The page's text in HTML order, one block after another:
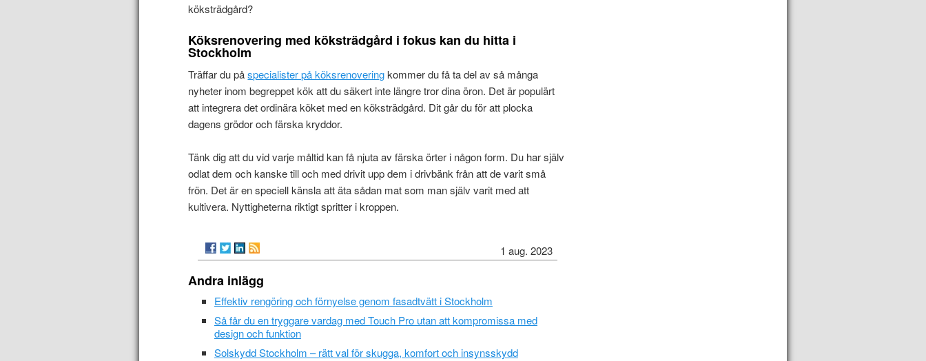
köksträdgård?
Köksrenovering med köksträdgård i fokus kan du hitta i
Stockholm
Träffar du påspecialister på köksrenoveringkommer du få ta del av så många
nyheter inom begreppet kök att du säkert inte längre tror dina öron. Det är populärt
att integrera det ordinära köket med en köksträdgård. Dit går du för att plocka
dagens grödor och färska kryddor.
Tänk dig att du vid varje måltid kan få njuta av färska örter i någon form. Du har själv
odlat dem och kanske till och med drivit upp dem i drivbänk från att de varit små
frön. Det är en speciell känsla att äta sådan mat som man själv varit med att
kultivera. Nyttigheterna riktigt spritter i kroppen.
1 aug. 2023
Andra inlägg
Effektiv rengöring och förnyelse genom fasadtvätt i Stockholm
Så får du en tryggare vardag med Touch Pro utan att kompromissa med
design och funktion
Solskydd Stockholm – rätt val för skugga, komfort och insynsskydd